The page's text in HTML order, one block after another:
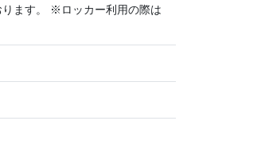
ります。 ※ロッカー利用の際は